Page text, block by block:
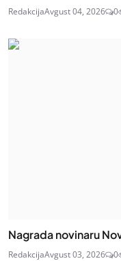
RedakcijaAvgust 04, 2026 0
Nagrada novinaru
RedakcijaAvgust 03, 2026 0